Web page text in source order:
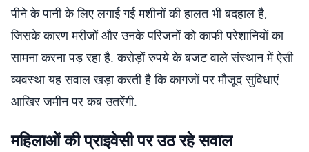
पीने के पानी के लिए लगाई गई मशीनों की हालत भी बदहाल है,
जिसके कारण मरीजों और उनके परिजनों को काफी परेशानियों का
सामना करना पड़ रहा है. करोड़ों रुपये के बजट वाले संस्थान में ऐसी
व्यवस्था यह सवाल खड़ा करती है कि कागजों पर मौजूद सुविधाएं
आखिर जमीन पर कब उतरेंगी.
महिलाओं की प्राइवेसी पर उठ रहे सवाल